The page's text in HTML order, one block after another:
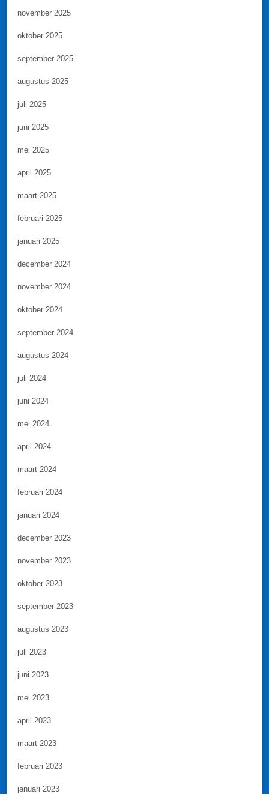
november 2025
oktober 2025
september 2025
augustus 2025
juli 2025
juni 2025
mei 2025
april 2025
maart 2025
februari 2025
januari 2025
december 2024
november 2024
oktober 2024
september 2024
augustus 2024
juli 2024
juni 2024
mei 2024
april 2024
maart 2024
februari 2024
januari 2024
december 2023
november 2023
oktober 2023
september 2023
augustus 2023
juli 2023
juni 2023
mei 2023
april 2023
maart 2023
februari 2023
januari 2023